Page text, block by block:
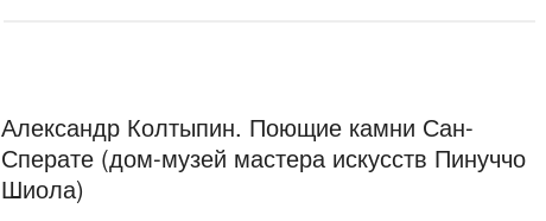
Александр Колтыпин. Поющие камни Сан-
Сперате (дом-музей мастера искусств Пинуччо
Шиола)